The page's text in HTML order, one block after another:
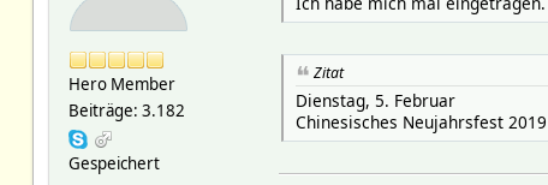
Hero Member
Beiträge: 3.182
Gespeichert
Zitat
Dienstag, 5. Februar
Chinesisches Neujahrsfest 2019